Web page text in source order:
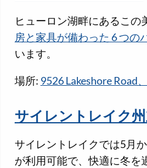
ヒューロン湖畔にあるこの
房と家具が備わった 6 つの
います。
場所: 9526 Lakeshore Road
サイレントレイク
サイレントレイクでは5月
が利用可能で、快適に冬を